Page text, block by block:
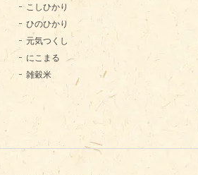
こしひかり
ひのひかり
元気つくし
にこまる
雑穀米